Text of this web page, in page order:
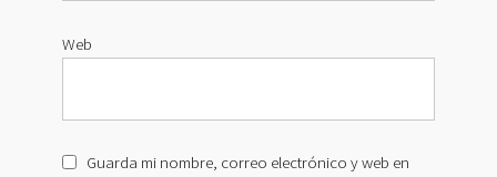
Web
Guarda mi nombre, correo electrónico y web en